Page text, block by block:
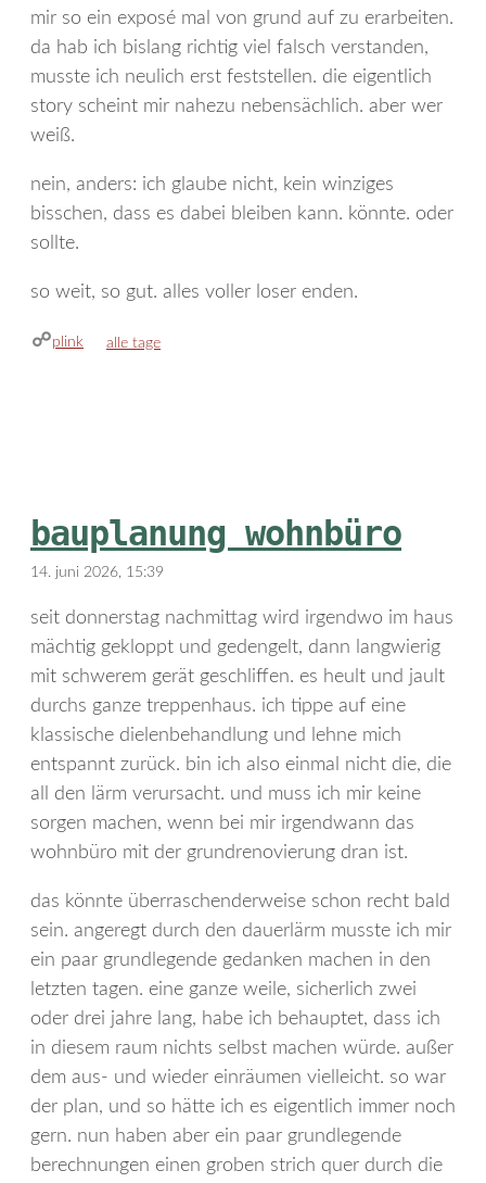
mir so ein exposé mal von grund auf zu erarbeiten.
da hab ich bislang richtig viel falsch verstanden,
musste ich neulich erst feststellen. die eigentlich
story scheint mir nahezu nebensächlich. aber wer
weiß.
nein, anders: ich glaube nicht, kein winziges
bisschen, dass es dabei bleiben kann. könnte. oder
sollte.
so weit, so gut. alles voller loser enden.
plink kategorien
alle tage
bauplanung wohnbüro
14. juni 2026, 15:39
seit donnerstag nachmittag wird irgendwo im haus
mächtig gekloppt und gedengelt, dann langwierig
mit schwerem gerät geschliffen. es heult und jault
durchs ganze treppenhaus. ich tippe auf eine
klassische dielenbehandlung und lehne mich
entspannt zurück. bin ich also einmal nicht die, die
all den lärm verursacht. und muss ich mir keine
sorgen machen, wenn bei mir irgendwann das
wohnbüro mit der grundrenovierung dran ist.
das könnte überraschenderweise schon recht bald
sein. angeregt durch den dauerlärm musste ich mir
ein paar grundlegende gedanken machen in den
letzten tagen. eine ganze weile, sicherlich zwei
oder drei jahre lang, habe ich behauptet, dass ich
in diesem raum nichts selbst machen würde. außer
dem aus- und wieder einräumen vielleicht. so war
der plan, und so hätte ich es eigentlich immer noch
gern. nun haben aber ein paar grundlegende
berechnungen einen groben strich quer durch die